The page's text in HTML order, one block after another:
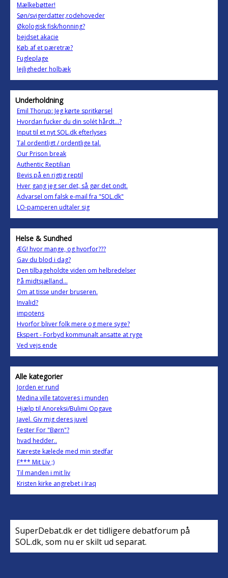
Mælkebøtter!
Søn/svigerdatter,rodehoveder
Økologisk fisk/honning?
bejdset akacie
Køb af et pæretræ?
Fugleplage
lejligheder holbæk
Underholdning
Emil Thorup: Jeg kørte spritkørsel
Hvordan fucker du din solét hårdt...?
Input til et nyt SOL.dk efterlyses
Tal ordentligt / ordentlige tal.
Our Prison break
Authentic Reptilian
Bevis på en rigtig reptil
Hver gang jeg ser det, så gør det ondt.
Advarsel om falsk e-mail fra "SOL.dk"
LO-pamperen udtaler sig
Helse & Sundhed
ÆG! hvor mange, og hvorfor???
Gav du blod i dag?
Den tilbageholdte viden om helbredelser
På midtsjælland...
Om at tisse under bruseren.
Invalid?
impotens
Hvorfor bliver folk mere og mere syge?
Ekspert - Forbyd kommunalt ansatte at ryge
Ved vejs ende
Alle kategorier
Jorden er rund
Medina ville tatoveres i munden
Hjælp til Anoreksi/Bulimi Opgave
Javel. Giv mig deres juvel
Fester For "Børn"?
hvad hedder..
Kæreste kælede med min stedfar
F*** Mit Liv ;)
Til manden i mit liv
Kristen kirke angrebet i Iraq
SuperDebat.dk er det tidligere debatforum på
SOL.dk, som nu er skilt ud separat.